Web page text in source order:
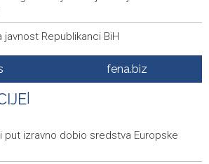
javnost Republikanci BiH
potpisivanje odbrambenog sporazuma
i Pakistana
prijateljstva u Goraždu
teretnog i putničkog vlaka kod Svetog
fena.biz
put izravno dobio sredstva Europske